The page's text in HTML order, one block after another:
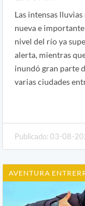
Las intensas
nueva e
nivel del río ya
alerta, mientras
inundó gran parte
varias ciudades
Publicado: 03-08-
AVENTURA